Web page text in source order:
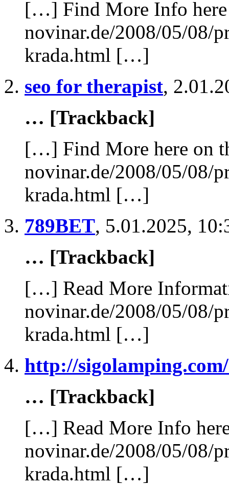
[…] Find More Info here
novinar.de/2008/05/08/
krada.html […]
seo for therapist,
… [Trackback]
[…] Find More here on
novinar.de/2008/05/08/
krada.html […]
789BET, 5.01.2025,
… [Trackback]
[…] Read More
novinar.de/2008/05/08/
krada.html […]
http://
… [Trackback]
[…] Read More Info
novinar.de/2008/05/08/
krada.html […]